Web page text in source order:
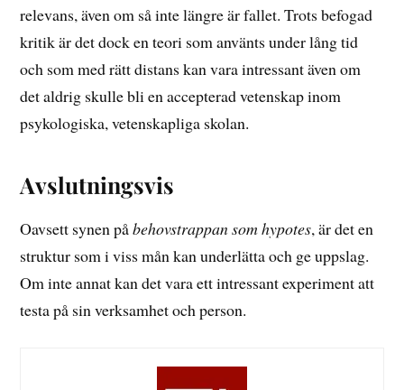
relevans, även om så inte längre är fallet. Trots befogad
kritik är det dock en teori som använts under lång tid
och som med rätt distans kan vara intressant även om
det aldrig skulle bli en accepterad vetenskap inom
psykologiska, vetenskapliga skolan.
Avslutningsvis
Oavsett synen påbehovstrappan som hypotes, är det en
struktur som i viss mån kan underlätta och ge uppslag.
Om inte annat kan det vara ett intressant experiment att
testa på sin verksamhet och person.